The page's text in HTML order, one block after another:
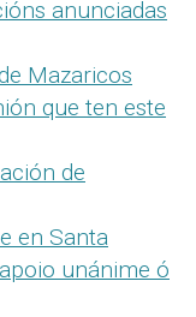
anunciadas
Mazaricos
que ten este
de
en Santa
unánime ó